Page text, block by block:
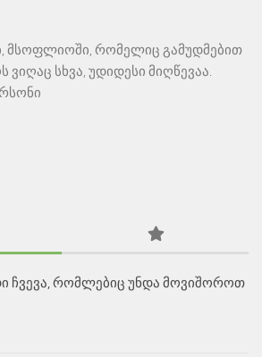
მსოფლიოში, რომელიც გამუდმებით
სხვა, უდიდესი მიღწევაა.
ჩვევა, რომლებიც უნდა მოვიშოროთ